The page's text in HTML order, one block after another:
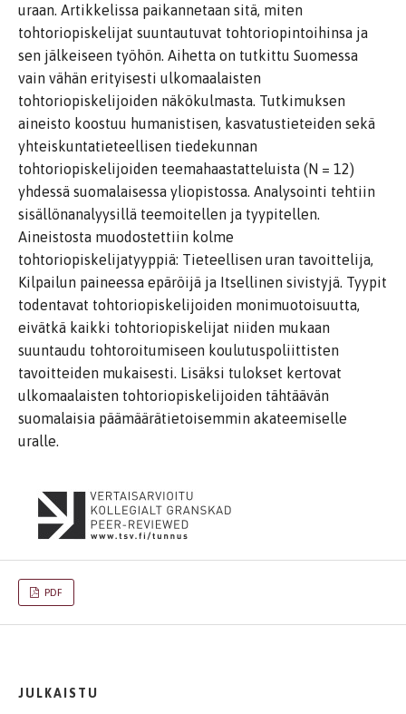
uraan. Artikkelissa paikannetaan sitä, miten
tohtoriopiskelijat suuntautuvat tohtoriopintoihinsa ja
sen jälkeiseen työhön. Aihetta on tutkittu Suomessa
vain vähän erityisesti ulkomaalaisten
tohtoriopiskelijoiden näkökulmasta. Tutkimuksen
aineisto koostuu humanistisen, kasvatustieteiden sekä
yhteiskuntatieteellisen tiedekunnan
tohtoriopiskelijoiden teemahaastatteluista (N = 12)
yhdessä suomalaisessa yliopistossa. Analysointi tehtiin
sisällönanalyysillä teemoitellen ja tyypitellen.
Aineistosta muodostettiin kolme
tohtoriopiskelijatyyppiä: Tieteellisen uran tavoittelija,
Kilpailun paineessa epäröijä ja Itsellinen sivistyjä. Tyypit
todentavat tohtoriopiskelijoiden monimuotoisuutta,
eivätkä kaikki tohtoriopiskelijat niiden mukaan
suuntaudu tohtoroitumiseen koulutuspoliittisten
tavoitteiden mukaisesti. Lisäksi tulokset kertovat
ulkomaalaisten tohtoriopiskelijoiden tähtäävän
suomalaisia päämäärätietoisemmin akateemiselle
uralle.
PDF
JULKAISTU